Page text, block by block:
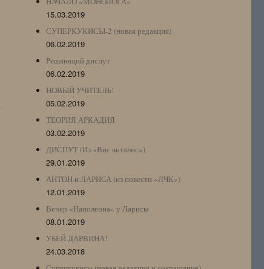
15.03.2019
СУПЕРКУКИСЫ-2 (новая редакция)
06.02.2019
Решающий диспут
06.02.2019
НОВЫЙ УЧИТЕЛЬ!
05.02.2019
ТЕОРИЯ АРКАДИЯ
03.02.2019
ДИСПУТ (Из «Вис виталис»)
29.01.2019
АНТОН и ЛАРИСА (из повести «ЛЧК»)
12.01.2019
Вечер «Наполеона» у Ларисы
08.01.2019
УБЕЙ ДАРВИНА!
24.03.2018